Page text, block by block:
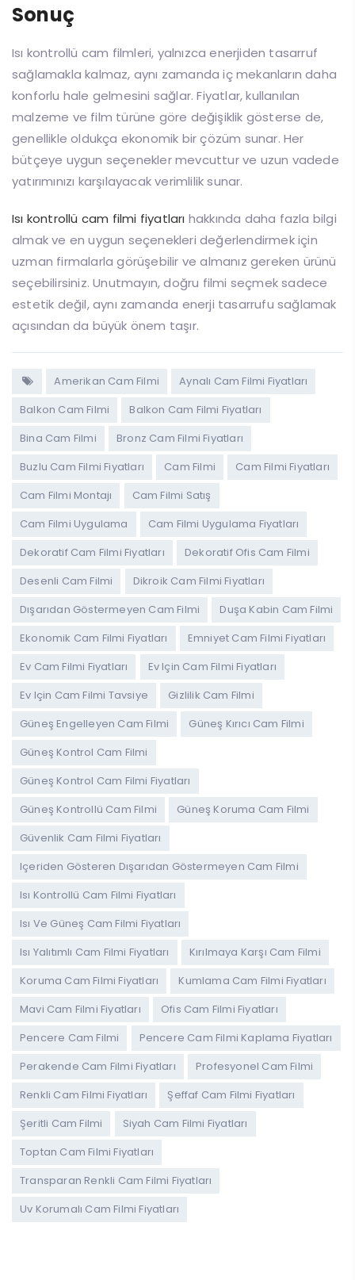
Sonuç
Isı kontrollü cam filmleri, yalnızca enerjiden tasarruf
sağlamakla kalmaz, aynı zamanda iç mekanların daha
konforlu hale gelmesini sağlar. Fiyatlar, kullanılan
malzeme ve film türüne göre değişiklik gösterse de,
genellikle oldukça ekonomik bir çözüm sunar. Her
bütçeye uygun seçenekler mevcuttur ve uzun vadede
yatırımınızı karşılayacak verimlilik sunar.
Isı kontrollü cam filmi fiyatları hakkında daha fazla bilgi
almak ve en uygun seçenekleri değerlendirmek için
uzman firmalarla görüşebilir ve almanız gereken ürünü
seçebilirsiniz. Unutmayın, doğru filmi seçmek sadece
estetik değil, aynı zamanda enerji tasarrufu sağlamak
açısından da büyük önem taşır.
Amerikan Cam Filmi
Aynalı Cam Filmi Fiyatları
Balkon Cam Filmi
Balkon Cam Filmi Fiyatları
Bina Cam Filmi
Bronz Cam Filmi Fiyatları
Buzlu Cam Filmi Fiyatları
Cam Filmi
Cam Filmi Fiyatları
Cam Filmi Montajı
Cam Filmi Satış
Cam Filmi Uygulama
Cam Filmi Uygulama Fiyatları
Dekoratif Cam Filmi Fiyatları
Dekoratif Ofis Cam Filmi
Desenli Cam Filmi
Dikroik Cam Filmi Fiyatları
Dışarıdan Göstermeyen Cam Filmi
Duşa Kabin Cam Filmi
Ekonomik Cam Filmi Fiyatları
Emniyet Cam Filmi Fiyatları
Ev Cam Filmi Fiyatları
Ev Için Cam Filmi Fiyatları
Ev Için Cam Filmi Tavsiye
Gizlilik Cam Filmi
Güneş Engelleyen Cam Filmi
Güneş Kırıcı Cam Filmi
Güneş Kontrol Cam Filmi
Güneş Kontrol Cam Filmi Fiyatları
Güneş Kontrollü Cam Filmi
Güneş Koruma Cam Filmi
Güvenlik Cam Filmi Fiyatları
Içeriden Gösteren Dışarıdan Göstermeyen Cam Filmi
Isı Kontrollü Cam Filmi Fiyatları
Isı Ve Güneş Cam Filmi Fiyatları
Isı Yalıtımlı Cam Filmi Fiyatları
Kırılmaya Karşı Cam Filmi
Koruma Cam Filmi Fiyatları
Kumlama Cam Filmi Fiyatları
Mavi Cam Filmi Fiyatları
Ofis Cam Filmi Fiyatları
Pencere Cam Filmi
Pencere Cam Filmi Kaplama Fiyatları
Perakende Cam Filmi Fiyatları
Profesyonel Cam Filmi
Renkli Cam Filmi Fiyatları
Şeffaf Cam Filmi Fiyatları
Şeritli Cam Filmi
Siyah Cam Filmi Fiyatları
Toptan Cam Filmi Fiyatları
Transparan Renkli Cam Filmi Fiyatları
Uv Korumalı Cam Filmi Fiyatları